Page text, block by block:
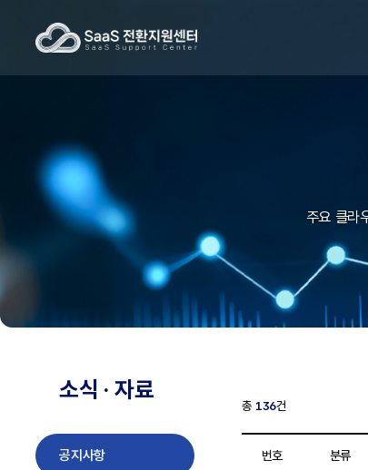
주요 클라
소식 · 자료
공지사항
총 136건
번호 분류